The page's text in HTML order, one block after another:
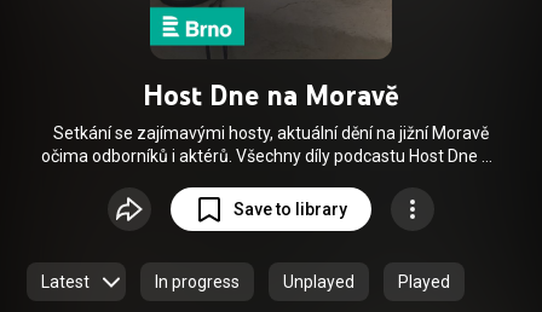
Host Dne na Moravě
Setkání se zajímavými hosty, aktuální dění na jižní Moravě
očima odborníků i aktérů. Všechny díly podcastu Host Dne na
mujRozhlas pro Android (
https://play.google.com/store/apps/de...
) a iOS (
mujRozhlas.cz (
https://www.mujrozhlas.cz/rapi/view/s...
Save to library
Latest In progress Unplayed Played